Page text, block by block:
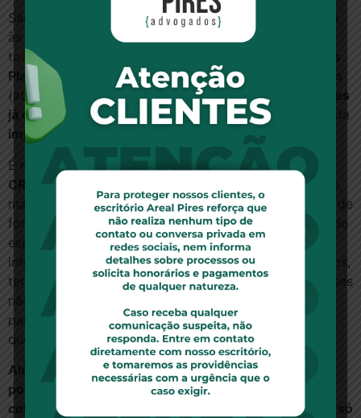
São vários os direitos que costumam ser assegurados
às pessoas com o Transtorno do Espectro Autista e
todos eles se circunscrevem ao
Planos de Saúde de todas as terapiasacima descritas
(atendimento multiprofissional), restituição dos valores
já despendidos pela família com o tratamento
, além da
imputação de outras obrigações
É relevante destacar que
O DIREITO QUE TODA
CRIANÇA AUTISTA TEM
não é a qualquer tratamento,
mas
AO TRATAMENTO MAIS ADEQUADO E EFICAZ
, de
forma que, no caso das pessoas que estejam dentro do
espectro autista, não basta que os Planos de Saúde
informem que dispõem em seus quadros de psicólogos,
terapeutas ocupacionais e outros profissionais, se esses
não apresentam formação e treinamento adequado
para tratar de autistas, simplesmente por que não se
quer qualquer tratamento e sim o mais avançado.
Além disso, entende-se que os Planos de Saúde
podem até estabelecer as doenças que terão
cobertura, mas não o tratamento, pois o tratamento só